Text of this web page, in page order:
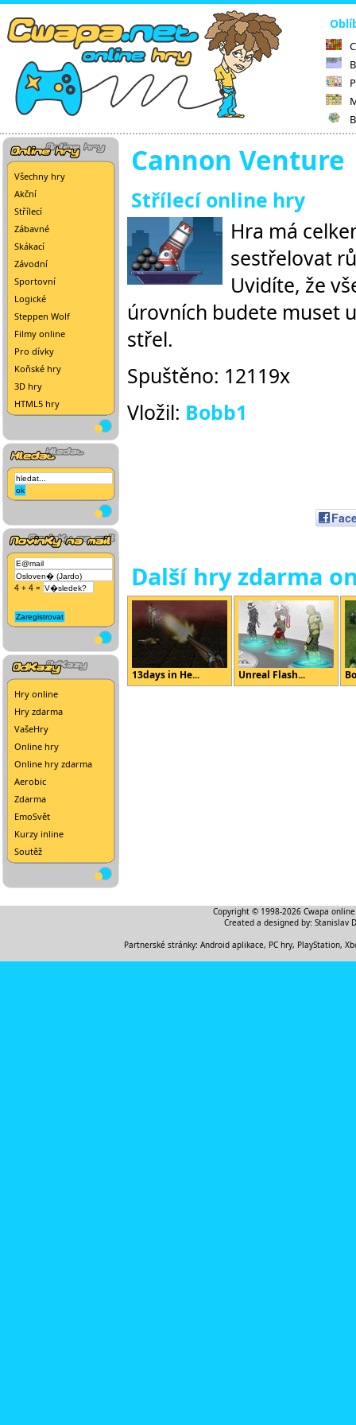
Všechny hry
Akční
Střílecí
Zábavné
Skákací
Závodní
Sportovní
Logické
Steppen Wolf
Filmy online
Pro dívky
Koňské hry
3D hry
HTML5 hry
4 + 4 =
Hry online
Hry zdarma
VašeHry
Online hry
Online hry zdarma
Aerobic
Zdarma
EmoSvět
Kurzy inline
Soutěž
Cannon Venture
Střílecí online hry
Hra má
sestřelovat
Uvidíte, že
úrovních budete muset
střel.
Spuštěno: 12119x
Vložil: Bobb1
Další hry zdarma
13days in He... Unreal Flash...
Copyright © 1998-2026 Cwapa
Created a designed by: Stanislav
Partnerské stránky: Android aplikace, PC hry, PlayStation,